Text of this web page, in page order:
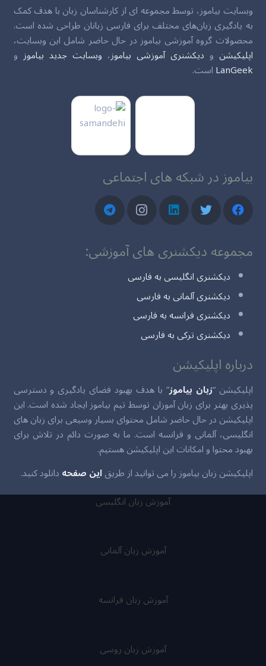
وبسایت بیاموز، توسط مجموعه ای از کارشناسان زبان با هدف کمک
به یادگیری زبان‌های مختلف برای فارسی زبانان طراحی شده است.
محصولات گروه آموزشی بیاموز در حال حاضر شامل این وبسایت،
اپلیکیشن و دیکشنری آموزشی بیاموز، وبسایت جدید بیاموز و
LanGeekاست.
بیاموز در شبکه های اجتماعی
مجموعه دیکشنری های آموزشی:
دیکشنری انگلیسی به فارسی
دیکشنری آلمانی به فارسی
دیکشنری فرانسه به فارسی
دیکشنری ترکی به فارسی
درباره اپلیکیشن
اپلیکیشن “زبان بیاموز” با هدف بهبود فضای یادگیری و دسترسی
پذیری بهتر برای زبان آموزان توسط تیم بیاموز ایجاد شده است. این
اپلیکیشن در حال حاضر شامل محتوای بسیار وسیعی برای زبان های
انگلیسی، آلمانی و فرانسه است. ما به صورت دائم در تلاش برای
بهبود محتوا و امکانات این اپلیکیشن هستیم.
اپلیکیشن زبان بیاموز را می توانید از طریقاین صفحهدانلود کنید.
آموزش زبان انگلیسی
آموزش زبان آلمانی
آموزش زبان فرانسه
آموزش زبان روسی